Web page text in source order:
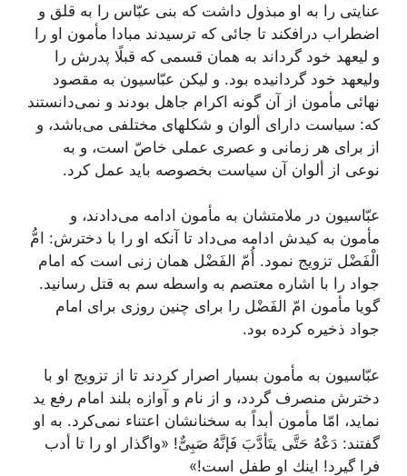
عنایتى را به او مبذول داشت كه بنى عبّاس را به قلق و
اضطراب درافكند تا جائى كه ترسیدند مبادا مأمون او را
و لیعهد خود گرداند به همان قسمى كه قبلًا پدرش را
ولیعهد خود گردانیده بود. و لیكن عبّاسیون به مقصود
نهائى مأمون از آن گونه اكرام جاهل بودند و نمى‌دانستند
كه: سیاست داراى ألوان و شكلهاى مختلفى مى‌باشد، و
از براى هر زمانى و عصرى عملى خاصّ است، و به
نوعى از ألوان آن سیاست بخصوصه باید عمل كرد.
عبّاسیون در ملامتشان به مأمون ادامه مى‌دادند، و
مأمون به كیدش ادامه مى‌داد تا آنكه او را با دخترش: امُّ
الْفَضْل تزویج نمود. أُمّ الفَضْل همان زنى است كه امام
جواد را با اشاره معتصم به واسطه سم به قتل رسانید.
گویا مأمون امّ الفَضْل را براى چنین روزى براى امام
جواد ذخیره كرده بود.
عبّاسیون به مأمون بسیار اصرار كردند تا از تزویج او با
دخترش منصرف گردد، و از نام و آوازه بلند امام رفع ید
نماید، امّا مأمون أبداً به سخنانشان اعتناء نمى‌كرد. به او
گفتند: دَعْهُ حَتَّى یتَأدَّبَ فَإنَّهُ صَبِىٌّ! «واگذار او را تا أدب
فرا گیرد! اینك او طفل است!»